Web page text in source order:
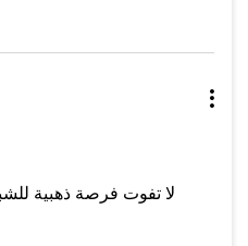
لا تفوت فرصة ذهبية